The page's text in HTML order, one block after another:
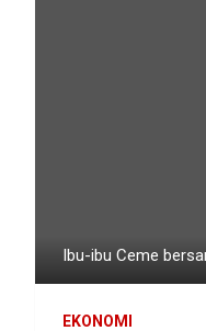
Ibu-ibu Ceme
EKONOMI